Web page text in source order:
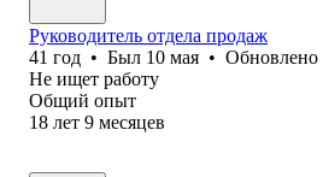
Руководитель отдела продаж
41 год • Был 10 мая • Обновлено
Не ищет работу
Общий опыт
18 лет 9 месяцев